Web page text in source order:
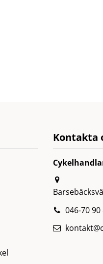
Kontakta
046-70 90